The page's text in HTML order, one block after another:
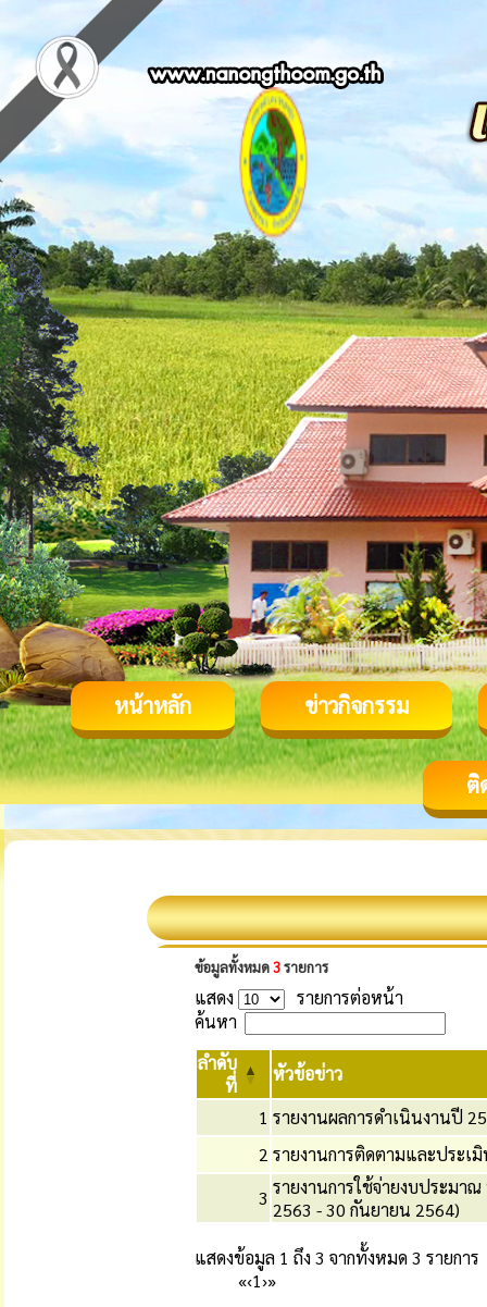
หน้าหลัก ข่าวกิจกรรม
ติ
ข้อมูลทั้งหมด3รายการ
แสดง
รายการต่อหน้า
ค้นหา
ลำดับ
ที่
หัวข้อข่าว
1 รายงานผลการดำเนินงานปี
2 รายงานการติดตามและประเ
3 รายงานการใช้จ่ายงบประมา
2563 - 30 กันยายน 2564)
แสดงข้อมูล 1 ถึง 3 จากทั้งหมด 3 รายการ
«‹1›»